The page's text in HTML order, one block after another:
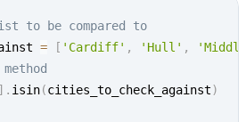
to be compared to
= [ 'Cardiff' , 'Hull' ,
] . isin(cities_to_check_against)